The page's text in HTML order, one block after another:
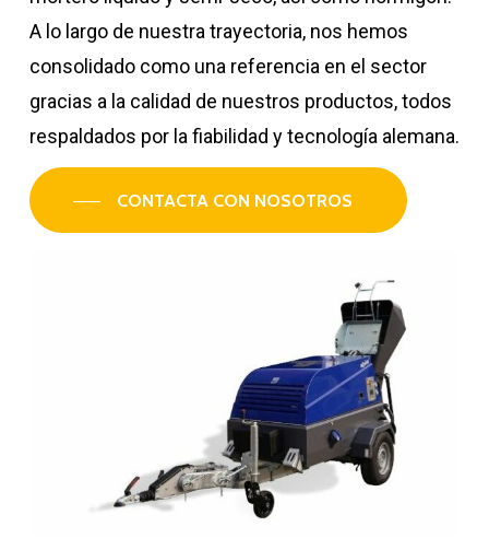
A lo largo de nuestra trayectoria, nos hemos
consolidado como una referencia en el sector
gracias a la calidad de nuestros productos, todos
respaldados por la fiabilidad y tecnología alemana.
CONTACTA CON NOSOTROS